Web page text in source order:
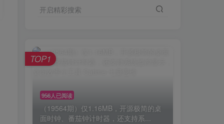
开启精彩搜索
956人已阅读
（19564期）仅1.16MB，开源极简的桌
面时钟、番茄钟计时器，还支持系...
TOP1